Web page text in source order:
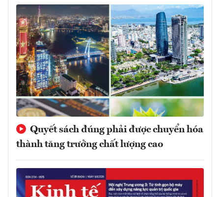
Quyết sách đúng phải được chuyển hóa
thành tăng trưởng chất lượng cao